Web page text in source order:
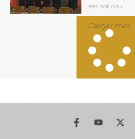
Leer noticia »
Cargar más